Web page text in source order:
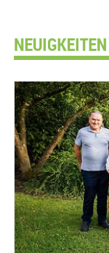
NEUIGKEITEN